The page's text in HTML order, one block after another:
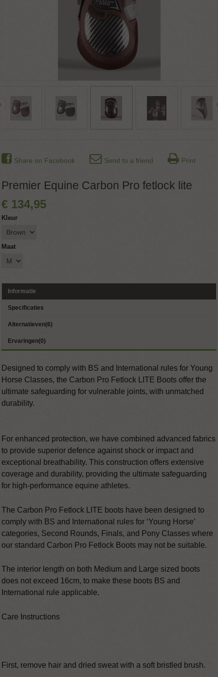
Share on Facebook Send to a friend Print
Premier Equine Carbon Pro fetlock lite
€ 134,95
Kleur
Maat
Informatie
Specificaties
Alternatieven(6)
Ervaringen(0)
Designed to comply with BS and International rules for Young
Horse Classes, the Carbon Pro Fetlock LITE Boots offer the
ultimate safeguarding for vulnerable joints, with unmatched
durability.
For enhanced protection, we have combined advanced fabrics
to provide superior defence against shock or impact and
exceptional breathability. This construction offers extensive
coverage and durability, providing the ultimate safeguarding
for high-performance equine athletes.
The Carbon Pro Fetlock LITE boots have been designed to
comply with BS and International rules for ‘Young Horse’
categories, Second Rounds, Finals, and Pony Classes where
our standard Carbon Pro Fetlock Boots may not be suitable.
The interior length on both Medium and Large sized boots
does not exceed 16cm, to make these boots BS and
International rule applicable.
Care Instructions
First, remove hair and dried sweat with a soft bristled brush.